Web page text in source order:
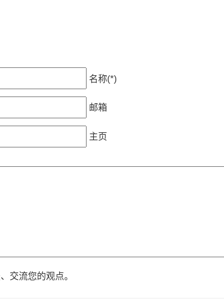
名称(*)
邮箱
主页
交流您的观点。